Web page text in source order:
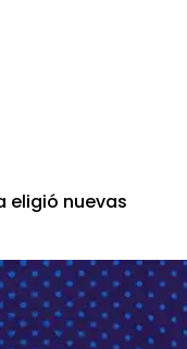
eligió nuevas